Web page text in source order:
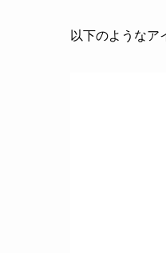
以下のようなア